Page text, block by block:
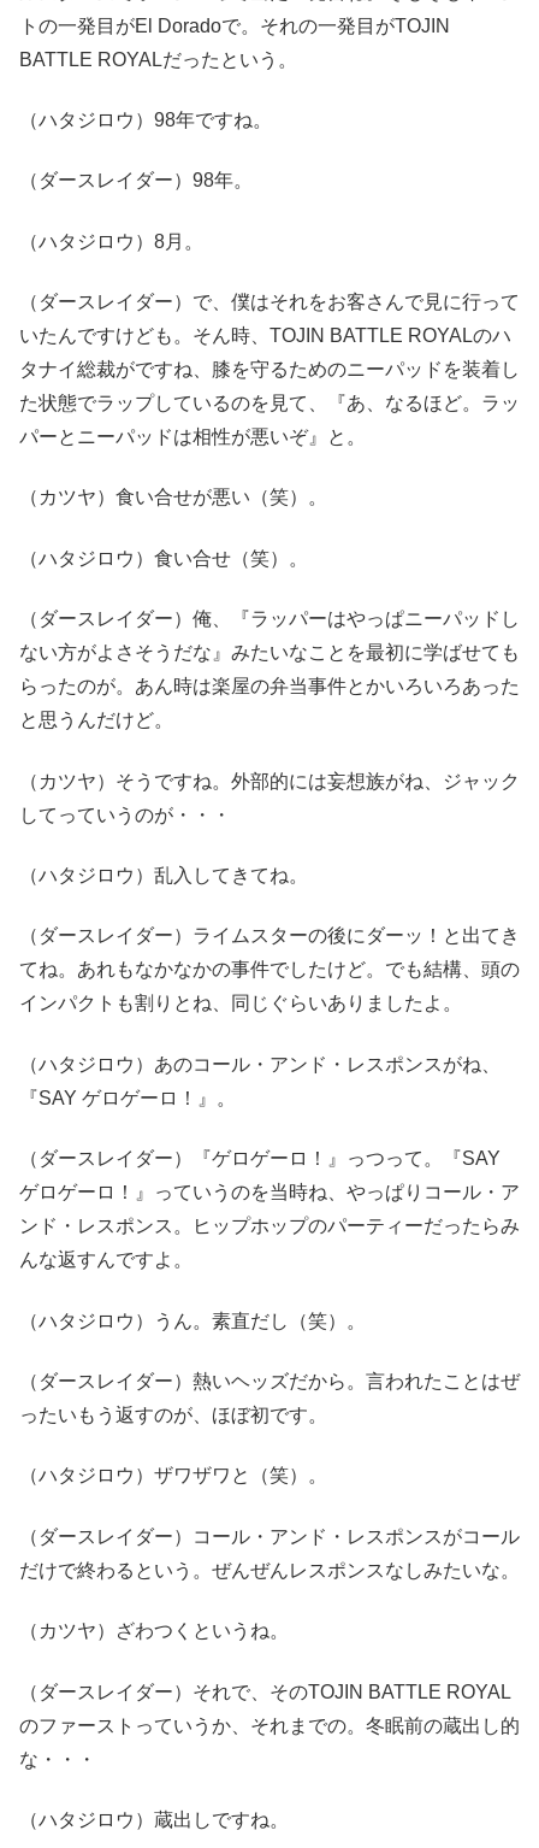
トの一発目がEl Doradoで。それの一発目がTOJIN
BATTLE ROYALだったという。
（ハタジロウ）98年ですね。
（ダースレイダー）98年。
（ハタジロウ）8月。
（ダースレイダー）で、僕はそれをお客さんで見に行って
いたんですけども。そん時、TOJIN BATTLE ROYALのハ
タナイ総裁がですね、膝を守るためのニーパッドを装着し
た状態でラップしているのを見て、『あ、なるほど。ラッ
パーとニーパッドは相性が悪いぞ』と。
（カツヤ）食い合せが悪い（笑）。
（ハタジロウ）食い合せ（笑）。
（ダースレイダー）俺、『ラッパーはやっぱニーパッドし
ない方がよさそうだな』みたいなことを最初に学ばせても
らったのが。あん時は楽屋の弁当事件とかいろいろあった
と思うんだけど。
（カツヤ）そうですね。外部的には妄想族がね、ジャック
してっていうのが・・・
（ハタジロウ）乱入してきてね。
（ダースレイダー）ライムスターの後にダーッ！と出てき
てね。あれもなかなかの事件でしたけど。でも結構、頭の
インパクトも割りとね、同じぐらいありましたよ。
（ハタジロウ）あのコール・アンド・レスポンスがね、
『SAY ゲロゲーロ！』。
（ダースレイダー）『ゲロゲーロ！』っつって。『SAY
ゲロゲーロ！』っていうのを当時ね、やっぱりコール・ア
ンド・レスポンス。ヒップホップのパーティーだったらみ
んな返すんですよ。
（ハタジロウ）うん。素直だし（笑）。
（ダースレイダー）熱いヘッズだから。言われたことはぜ
ったいもう返すのが、ほぼ初です。
（ハタジロウ）ザワザワと（笑）。
（ダースレイダー）コール・アンド・レスポンスがコール
だけで終わるという。ぜんぜんレスポンスなしみたいな。
（カツヤ）ざわつくというね。
（ダースレイダー）それで、そのTOJIN BATTLE ROYAL
のファーストっていうか、それまでの。冬眠前の蔵出し的
な・・・
（ハタジロウ）蔵出しですね。